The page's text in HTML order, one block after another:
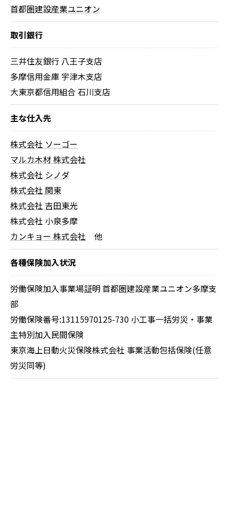
首都圏建設産業ユニオン
取引銀行
三井住友銀行 八王子支店
多摩信用金庫 宇津木支店
大東京都信用組合 石川支店
主な仕入先
株式会社 ソーゴー
マルカ木材 株式会社
株式会社 シノダ
株式会社 関東
株式会社 吉田東光
株式会社 小泉多摩
カンキョー 株式会社 他
各種保険加入状況
労働保険加入事業場証明 首都圏建設産業ユニオン多摩支
部
労働保険番号:13115970125-730 小工事一括労災・事業
主特別加入民間保険
東京海上日動火災保険株式会社 事業活動包括保険(任意
労災同等)